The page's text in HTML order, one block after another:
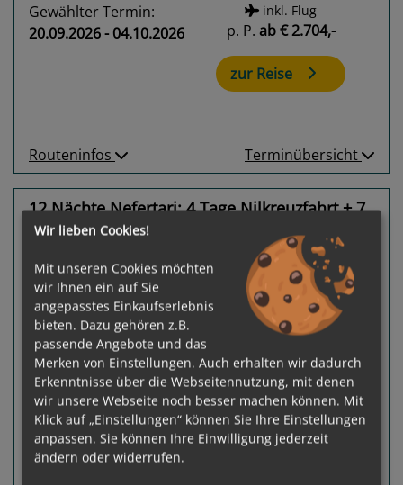
Gewählter Termin:
20.09.2026 - 04.10.2026
inkl. Flug
p. P. ab€ 2.704,-
zur Reise
Routeninfos Terminübersicht
12 Nächte Nefertari: 4 Tage Nilkreuzfahrt + 7
Tage Nasserseekreuzfahrt + 1 Tag Luxor
First-Class Nilschiff
Luxor - Luxor
Previous Next
Wir lieben Cookies!
Mit unseren Cookies möchten
wir Ihnen ein auf Sie
angepasstes Einkaufserlebnis
bieten. Dazu gehören z.B.
passende Angebote und das
Merken von Einstellungen. Auch erhalten wir dadurch
Erkenntnisse über die Webseitennutzung, mit denen
wir unsere Webseite noch besser machen können. Mit
Klick auf „Einstellungen“ können Sie Ihre Einstellungen
anpassen. Sie können Ihre Einwilligung jederzeit
ändern oder widerrufen.